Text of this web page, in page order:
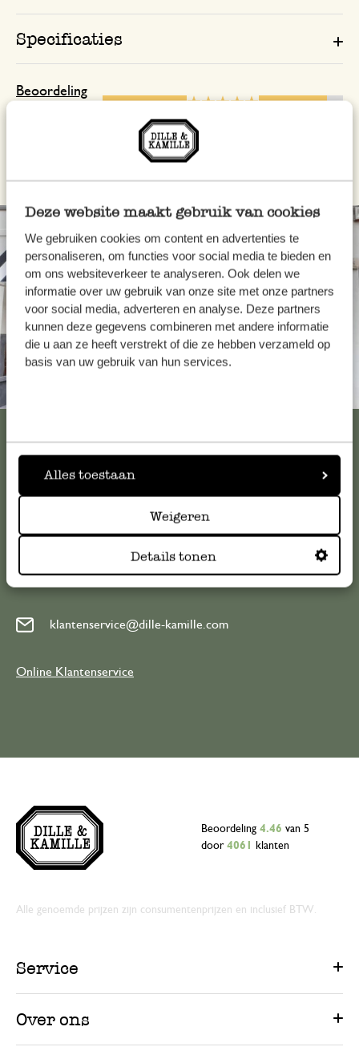
Deze website maakt gebruik van cookies
We gebruiken cookies om content en advertenties te
personaliseren, om functies voor social media te bieden en
om ons websiteverkeer te analyseren. Ook delen we
informatie over uw gebruik van onze site met onze partners
voor social media, adverteren en analyse. Deze partners
kunnen deze gegevens combineren met andere informatie
die u aan ze heeft verstrekt of die ze hebben verzameld op
basis van uw gebruik van hun services.
Alles toestaan
Weigeren
Details tonen
Specificaties
Beoordeling
Toon recensies
Klantenservice
Voor vragen, tips of hulp kun je contact opnemen met onze
klantenservice. Of bekijk hier het antwoord op de
meestgestelde vragen.
klantenservice@dille-kamille.com
Online Klantenservice
Beoordeling 4.46 van 5
door 4061 klanten
Alle genoemde prijzen zijn consumentenprijzen en inclusief BTW.
Service
Over ons